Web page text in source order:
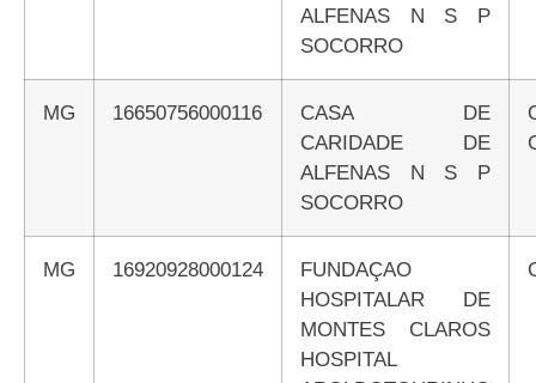
ALFENAS N S P
SOCORRO
MG 16650756000116
CASA DE
CARIDADE DE
ALFENAS N S P
SOCORRO
MG 16920928000124
FUNDAÇAO
HOSPITALAR DE
MONTES CLAROS
HOSPITAL